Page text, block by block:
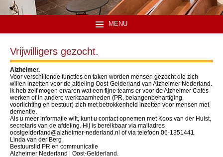
MENU
Vrijwilligers gezocht.
Alzheimer.
Voor verschillende functies en taken worden mensen gezocht die zich
willen inzetten voor de afdeling Oost-Gelderland van Alzheimer Nederland.
Ik heb zelf mogen ervaren wat een fijne teams er voor de Alzheimer Cafés
werken of in andere werkzaamheden (PR, belangenbehartiging,
voorlichting en bestuur) zich met betrokkenheid inzetten voor mensen met
dementie.
Als u meer informatie wilt, kunt u contact opnemen met Koos van der Hulst,
secretaris van de afdeling. Hij is bereikbaar via mailadres
oostgelderland@alzheimer-nederland.nl of via telefoon 06-1351441.
Linda van der Berg
Bestuurslid PR en communicatie
Alzheimer Nederland | Oost-Gelderland.